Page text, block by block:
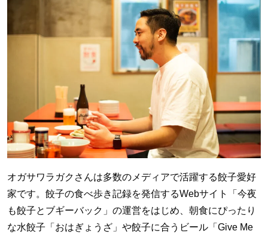
オガサワラガクさんは多数のメディアで活躍する餃子愛好
家です。餃子の食べ歩き記録を発信するWebサイト「今夜
も餃子とブギーバック」の運営をはじめ、朝食にぴったり
な水餃子「おはぎょうざ」や餃子に合うビール「Give Me